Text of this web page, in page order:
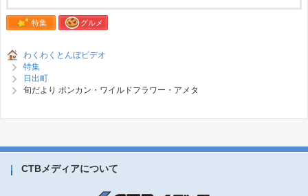
特集 グルメ
わくわくとんぼビデオ
特集
日出町
旬だより ポンカン・ワイルドフラワー・アメタ
CTBメディアについて